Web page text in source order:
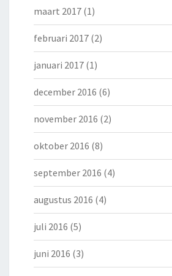
maart 2017 (1)
februari 2017 (2)
januari 2017 (1)
december 2016 (6)
november 2016 (2)
oktober 2016 (8)
september 2016 (4)
augustus 2016 (4)
juli 2016 (5)
juni 2016 (3)